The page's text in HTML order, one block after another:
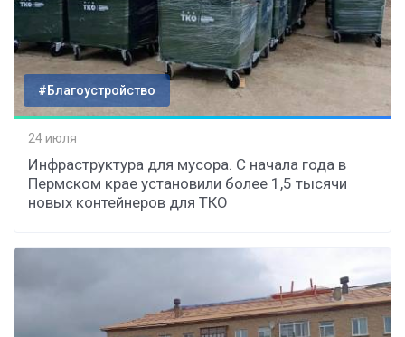
#Благоустройство
24 июля
Инфраструктура для мусора. С начала года в
Пермском крае установили более 1,5 тысячи
новых контейнеров для ТКО